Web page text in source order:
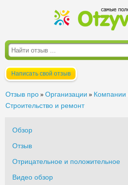
Написать свой отзыв
Отзыв про » Организации » Компании
Строительство и ремонт
Обзор
Отзыв
Отрицательное и положительное
Видео обзор